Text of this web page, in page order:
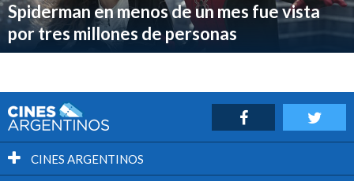
Spiderman en menos de un mes fue vista
por tres millones de personas
CINES ARGENTINOS